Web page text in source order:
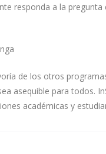
responda a la pregunta
de los otros
asequible para todos.
académicas y